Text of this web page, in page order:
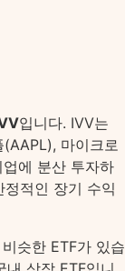
입니다. IVV는
마이크로
에 분산 투자하
적인 장기 수익
슷한 ETF가 있습